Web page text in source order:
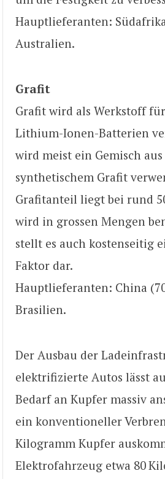
Hauptlieferanten:
Australien.
Grafit
Grafit wird als Werkstoff
Lithium-Ionen-Batterien
wird meist ein Gemisch
synthetischem Grafit
Grafitanteil liegt bei rund
wird in grossen Mengen
stellt es auch kostenseitig
Faktor dar.
Hauptlieferanten: China
Brasilien.
Der Ausbau der
elektrifizierte Autos lässt
Bedarf an Kupfer massiv
ein konventioneller
Kilogramm Kupfer
Elektrofahrzeug etwa 80